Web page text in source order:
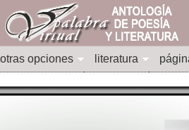
otras opciones literatura